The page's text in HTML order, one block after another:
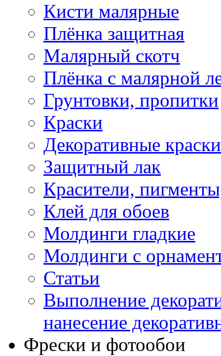
Кисти малярные
Плёнка защитная
Малярный скотч
Плёнка с малярной
Грунтовки, пропитки
Краски
Декоративные краски
Защитный лак
Красители,
Клей для обоев
Молдинги гладкие
Молдинги с
Статьи
Выполнение
нанесение
Фрески и фотообои